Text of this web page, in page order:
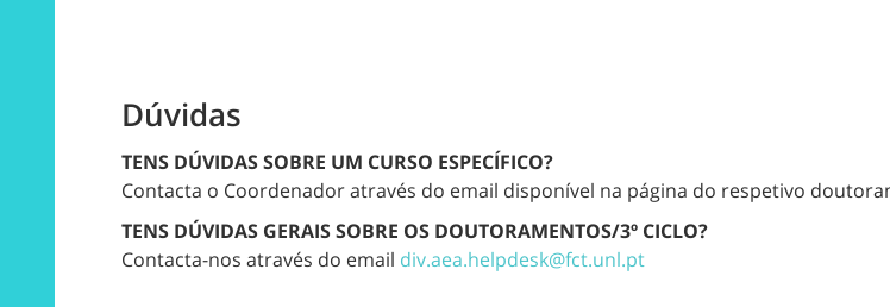
Dúvidas
TENS DÚVIDAS SOBRE UM CURSO ESPECÍFICO?
Contacta o Coordenador através do email disponível na página do respetivo
TENS DÚVIDAS GERAIS SOBRE OS DOUTORAMENTOS/3º CICLO?
Contacta-nos através do email div.aea.helpdesk@fct.unl.pt